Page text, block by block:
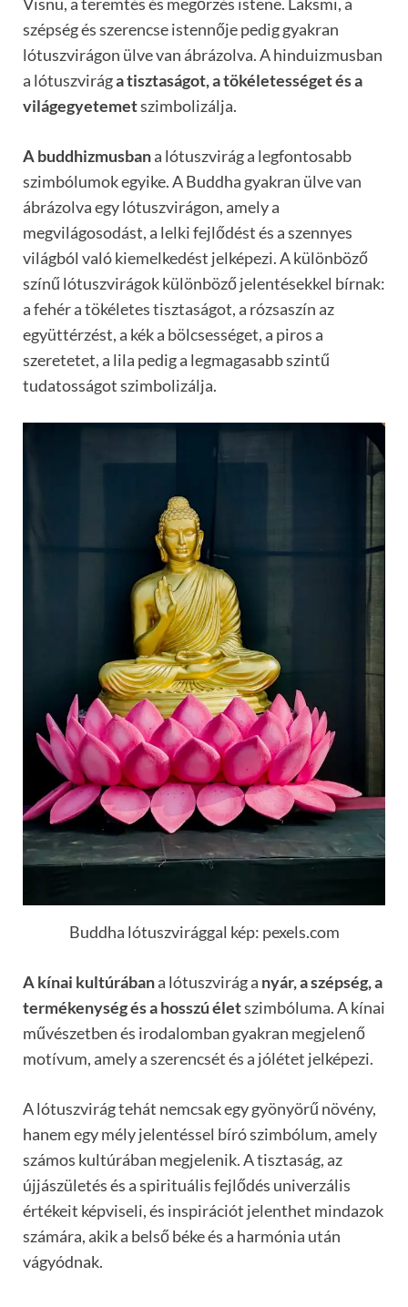
szépség és szerencse istennője pedig gyakran
lótuszvirágon ülve van ábrázolva. A hinduizmusban
a lótuszvirága tisztaságot, a tökéletességet és a
világegyetemetszimbolizálja.
A buddhizmusbana lótuszvirág a legfontosabb
szimbólumok egyike. A Buddha gyakran ülve van
ábrázolva egy lótuszvirágon, amely a
megvilágosodást, a lelki fejlődést és a szennyes
világból való kiemelkedést jelképezi. A különböző
színű lótuszvirágok különböző jelentésekkel bírnak:
a fehér a tökéletes tisztaságot, a rózsaszín az
együttérzést, a kék a bölcsességet, a piros a
szeretetet, a lila pedig a legmagasabb szintű
tudatosságot szimbolizálja.
Buddha lótuszvirággal kép: pexels.com
A kínai kultúrábana lótuszvirág a nyár, a szépség, a
termékenység és a hosszú életszimbóluma. A kínai
művészetben és irodalomban gyakran megjelenő
motívum, amely a szerencsét és a jólétet jelképezi.
A lótuszvirág tehát nemcsak egy gyönyörű növény,
hanem egy mély jelentéssel bíró szimbólum, amely
számos kultúrában megjelenik. A tisztaság, az
újjászületés és a spirituális fejlődés univerzális
értékeit képviseli, és inspirációt jelenthet mindazok
számára, akik a belső béke és a harmónia után
vágyódnak.